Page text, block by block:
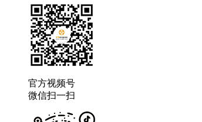
官方视频号
微信扫一扫